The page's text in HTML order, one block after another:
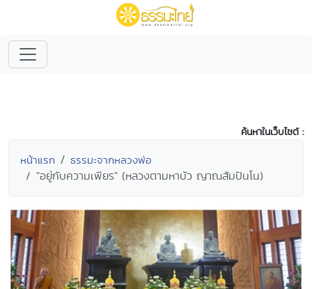
ค้นหาในเว็บไซต์ :
หน้าแรก ธรรมะจากหลวงพ่อ
"อยู่กับความเพียร" (หลวงตามหาบัว ญาณสัมปันโน)